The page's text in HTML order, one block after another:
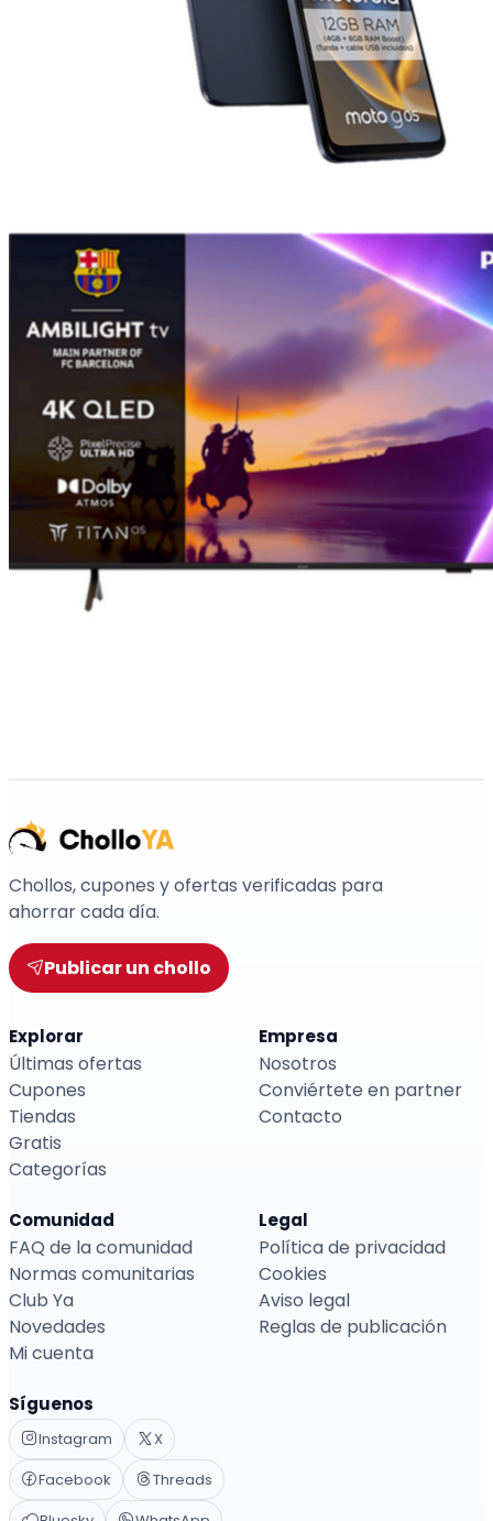
Chollos, cupones y ofertas verificadas para
ahorrar cada día.
Publicar un chollo
Explorar
Últimas ofertas
Cupones
Tiendas
Gratis
Categorías
Empresa
Nosotros
Conviértete en partner
Contacto
Comunidad
FAQ de la comunidad
Normas comunitarias
Club Ya
Novedades
Mi cuenta
Legal
Política de privacidad
Cookies
Aviso legal
Reglas de publicación
Síguenos
Instagram
X
Facebook
Threads